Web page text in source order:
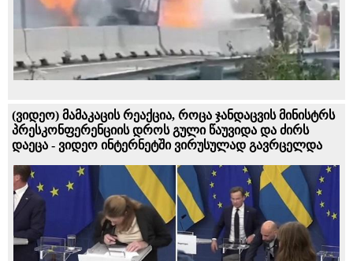
(ვიდეო) მამაკაცის რეაქცია, როცა ჯანდაცვის მინისტრს
პრესკონფერენციის დროს გული წაუვიდა და ძირს
დაეცა - ვიდეო ინტერნეტში ვირუსულად გავრცელდა